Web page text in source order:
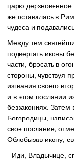
царю дерзновенное
же оставалась в
чудеса и
Между тем
подвергать иконы
части, бросать в
стороны, чувствуя
изгнания своего
и в этом послании
беззакониях. Затем
Богородицы,
свое послание,
Облобызав икону,
- Иди, Владычице,